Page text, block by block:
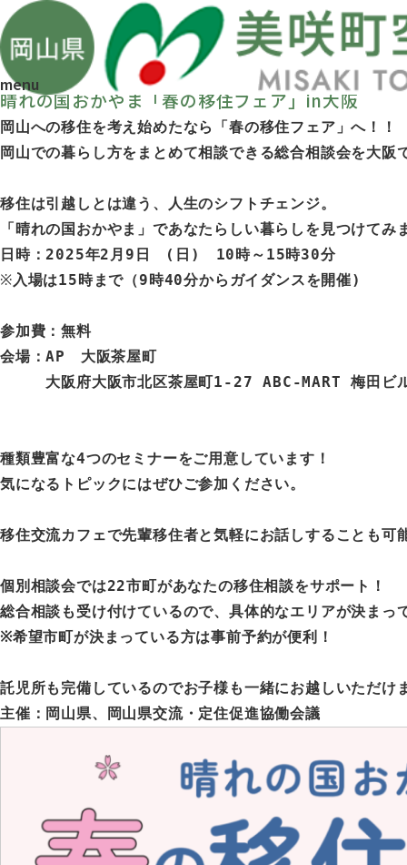
menu
お知らせ
TOP お知らせ
晴れの国おかやま「春の移住...
2025/01/08
晴れの国おかやま「春の移住フェア」in大阪
岡山への移住を考え始めたなら「春の移住フェア」へ！！
移住は引越しとは違う、人生のシフトチェンジ。
「晴れの国おかやま」であなたらしい暮らしを見つけてみ
日時：2025年2月9日　(日)　10時～15時30分
※入場は15時まで（9時40分からガイダンスを開催)
参加費：無料
会場：AP　大阪茶屋町
大阪府大阪市北区茶屋町1-27 ABC-MART 梅田ビ
種類豊富な4つのセミナーをご用意しています！
気になるトピックにはぜひご参加ください。
移住交流カフェで先輩移住者と気軽にお話しすることも可
個別相談会では22市町があなたの移住相談をサポート！
総合相談も受け付けているので、具体的なエリアが決まっ
※希望市町が決まっている方は事前予約が便利！
託児所も完備しているのでお子様も一緒にお越しいただけ
主催：岡山県、岡山県交流・定住促進協働会議